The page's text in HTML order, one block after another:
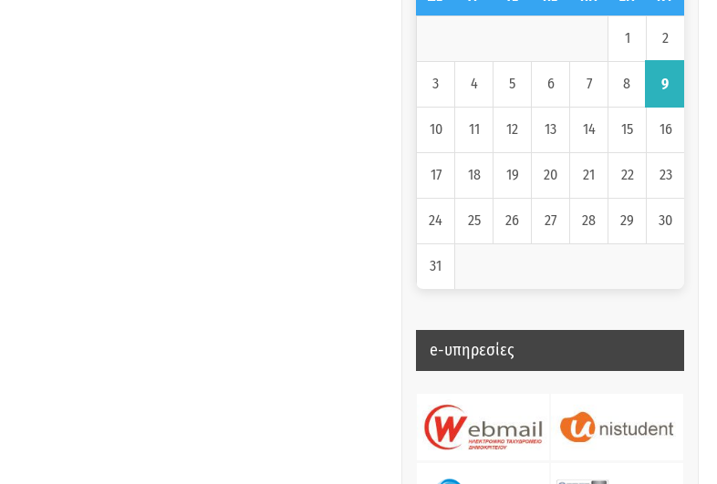
1 2
3 4 5 6 7 8 9
10 11 12 13 14 15 16
17 18 19 20 21 22 23
24 25 26 27 28 29 30
31
e-υπηρεσίες